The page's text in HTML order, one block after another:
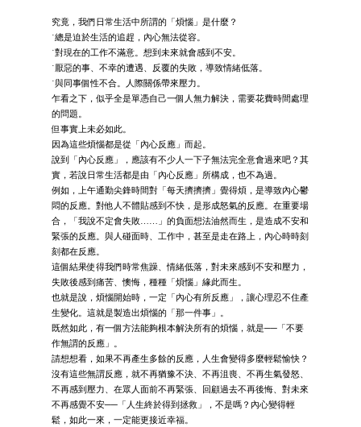
究竟，我們日常生活中所謂的「煩惱」是什麼？
˙總是迫於生活的追趕，內心無法從容。
˙對現在的工作不滿意。想到未來就會感到不安。
˙厭惡的事、不幸的遭遇、反覆的失敗，導致情緒低落。
˙與同事個性不合。人際關係帶來壓力。
乍看之下，似乎全是單憑自己一個人無力解決，需要花費時間處理
的問題。
但事實上未必如此。
因為這些煩惱都是從「內心反應」而起。
說到「內心反應」，應該有不少人一下子無法完全意會過來吧？其
實，若說日常生活都是由「內心反應」所構成，也不為過。
例如，上午通勤尖鋒時間對「每天擠擠擠」覺得煩，是導致內心鬱
悶的反應。對他人不體貼感到不快，是形成怒氣的反應。在重要場
合，「我說不定會失敗……」的負面想法油然而生，是造成不安和
緊張的反應。與人碰面時、工作中，甚至是走在路上，內心時時刻
刻都在反應。
這個結果使得我們時常焦躁、情緒低落，對未來感到不安和壓力，
失敗後感到痛苦、懊悔，種種「煩惱」緣此而生。
也就是說，煩惱開始時，一定「內心有所反應」，讓心理忍不住產
生變化。這就是製造出煩惱的「那一件事」。
既然如此，有一個方法能夠根本解決所有的煩惱，就是──「不要
作無謂的反應」。
請想想看，如果不再產生多餘的反應，人生會變得多麼輕鬆愉快？
沒有這些無謂反應，就不再猶豫不決、不再沮喪、不再生氣發怒、
不再感到壓力、在眾人面前不再緊張、回顧過去不再後悔、對未來
不再感覺不安──「人生終於得到拯救」，不是嗎？內心變得輕
鬆，如此一來，一定能更接近幸福。